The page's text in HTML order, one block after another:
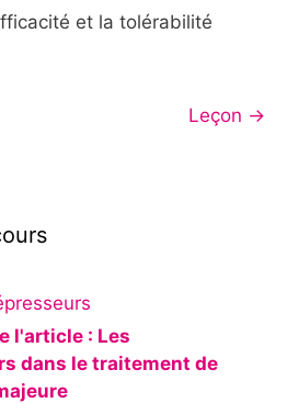
et la tolérabilité
Leçon →
l'article : Les
dans le traitement de